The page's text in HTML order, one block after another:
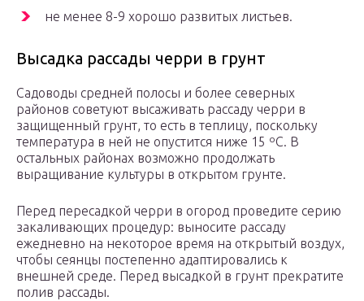
не менее 8-9 хорошо развитых листьев.
Высадка рассады черри в грунт
Садоводы средней полосы и более северных
районов советуют высаживать рассаду черри в
защищенный грунт, то есть в теплицу, поскольку
температура в ней не опустится ниже 15 ºC. В
остальных районах возможно продолжать
выращивание культуры в открытом грунте.
Перед пересадкой черри в огород проведите серию
закаливающих процедур: выносите рассаду
ежедневно на некоторое время на открытый воздух,
чтобы сеянцы постепенно адаптировались к
внешней среде. Перед высадкой в грунт прекратите
полив рассады.